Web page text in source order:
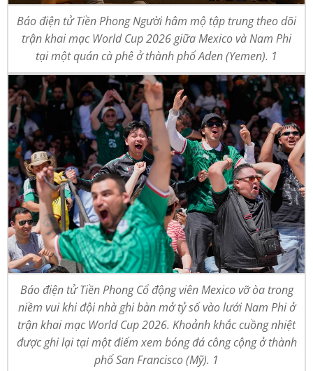
Báo điện tử Tiền Phong Người hâm mộ tập trung theo dõi
trận khai mạc World Cup 2026 giữa Mexico và Nam Phi
tại một quán cà phê ở thành phố Aden (Yemen). 1
Báo điện tử Tiền Phong Cổ động viên Mexico vỡ òa trong
niềm vui khi đội nhà ghi bàn mở tỷ số vào lưới Nam Phi ở
trận khai mạc World Cup 2026. Khoảnh khắc cuồng nhiệt
được ghi lại tại một điểm xem bóng đá công cộng ở thành
phố San Francisco (Mỹ). 1